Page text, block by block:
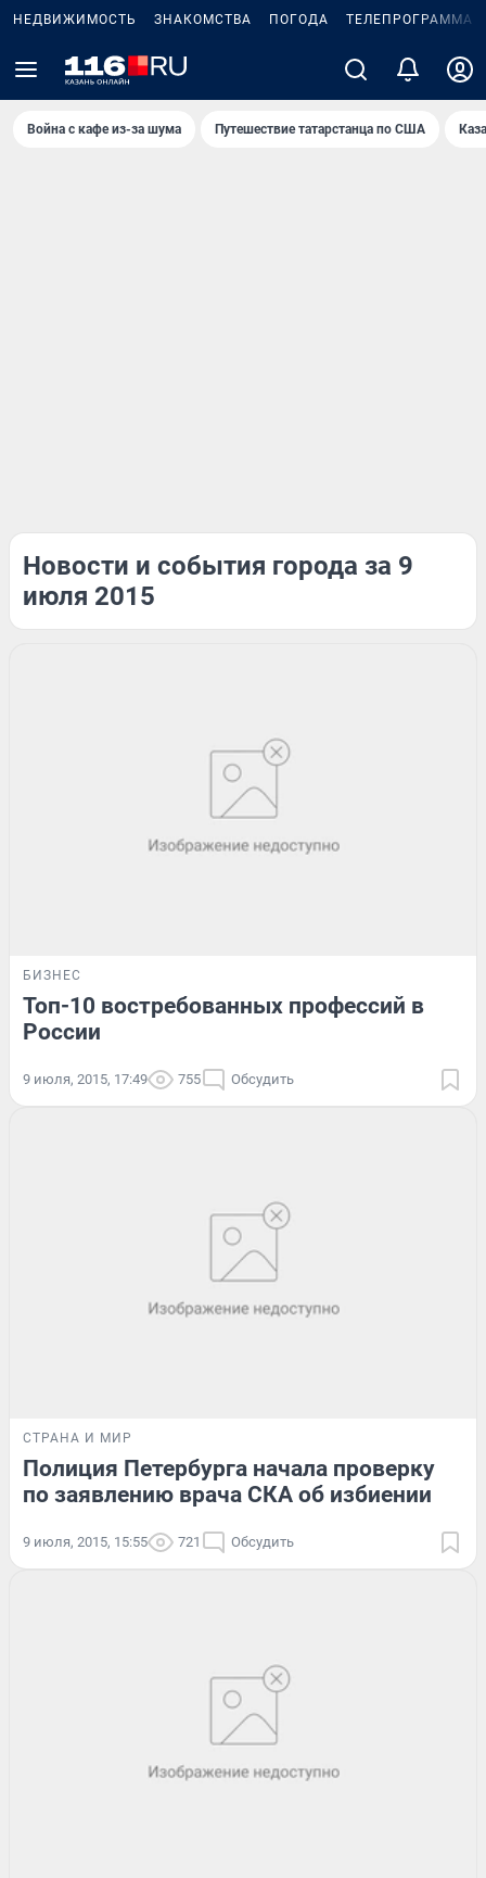
НЕДВИЖИМОСТЬ ЗНАКОМСТВА ПОГОДА ТЕЛЕПРОГРАММА
Война с кафе из-за шума Путешествие татарстанца по США
Новости и события города за 9
июля 2015
БИЗНЕС
Топ-10 востребованных профессий в
России
9 июля, 2015, 17:49 755 Обсудить
СТРАНА И МИР
Полиция Петербурга начала проверку
по заявлению врача СКА об избиении
9 июля, 2015, 15:55 721 Обсудить